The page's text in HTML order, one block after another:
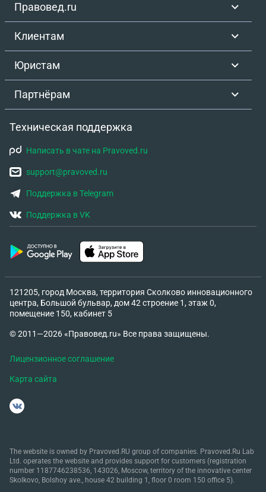
Правовед.ru
Клиентам
Юристам
Партнёрам
Техническая поддержка
Написать в чате на Pravoved.ru
support@pravoved.ru
Поддержка в Telegram
Поддержка в VK
121205, город Москва, территория Сколково инновационного
центра, Большой бульвар, дом 42 строение 1, этаж 0,
помещение 150, кабинет 5
© 2011—2026 «Правовед.ru» Все права защищены.
Лицензионное соглашение
Карта сайта
The website is owned by Pravoved.RU group of companies. Pravoved.Ru Lab
Ltd. operates the website and provides support for customers (registration
number 1187746238536, 143026, Moscow, territory of the innovative center
Skolkovo, Bolshoy ave., house 42 building 1, floor 0 room 150 office 5).